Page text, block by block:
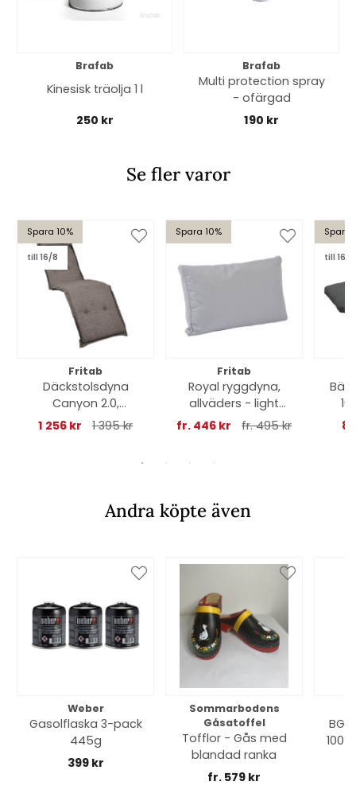
Brafab
Kinesisk träolja 1 l
250 kr
Brafab
Multi protection spray
- ofärgad
190 kr
Se fler varor
Spara 10%
till 16/8
Fritab
Däckstolsdyna
Canyon 2.0,
nackkudde -
1 256 kr 1 395 kr
Spara 10%
Fritab
Royal ryggdyna,
allväders - light
grey
fr. 446 kr fr. 495 kr
Spara
till 16/8
Andra köpte även
Weber
Gasolflaska 3-pack
445g
399 kr
Sommarbodens
Gåsatoffel
Tofflor - Gås med
blandad ranka
fr. 579 kr